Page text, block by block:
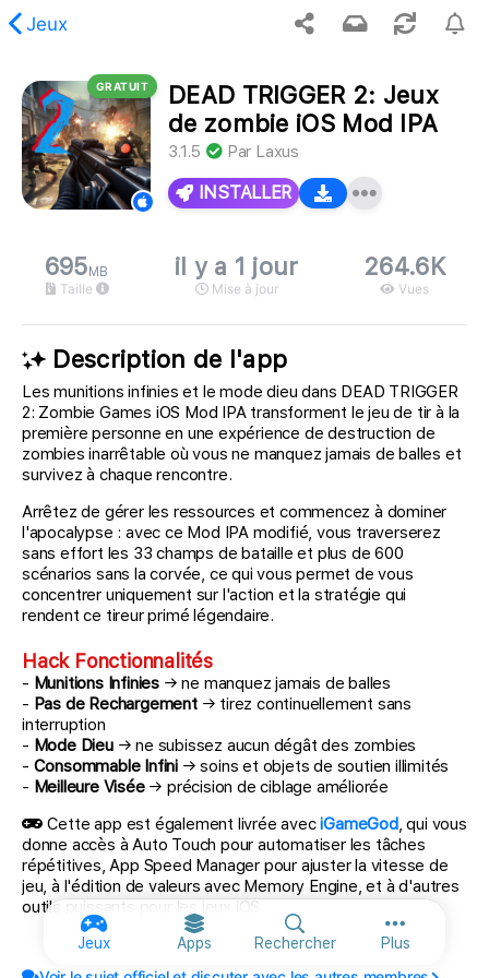
Jeux
Jeux Apps Rechercher PlusPlus
demandé est introuvable.
GRATUIT
DEAD TRIGGER 2: Jeux
de zombie iOS Mod IPA
3.1.5 Par Laxus
INSTALLER
695MB
Taille
il y a 1 jour
Mise à jour
264.6K
Vues
Description de l'app
Les munitions infinies et le mode dieu dans DEAD TRIGGER
2: Zombie Games iOS Mod IPA transforment le jeu de tir à la
première personne en une expérience de destruction de
zombies inarrêtable où vous ne manquez jamais de balles et
survivez à chaque rencontre.
Arrêtez de gérer les ressources et commencez à dominer
l'apocalypse : avec ce Mod IPA modifié, vous traverserez
sans effort les 33 champs de bataille et plus de 600
scénarios sans la corvée, ce qui vous permet de vous
concentrer uniquement sur l'action et la stratégie qui
rendent ce tireur primé légendaire.
Hack Fonctionnalités
- Munitions Infinies → ne manquez jamais de balles
- Pas de Rechargement→ tirez continuellement sans
interruption
- Mode Dieu→ ne subissez aucun dégât des zombies
- Consommable Infini → soins et objets de soutien illimités
- Meilleure Visée→ précision de ciblage améliorée
Cette app est également livrée aveciGameGod, qui vous
donne accès à Auto Touch pour automatiser les tâches
répétitives, App Speed Manager pour ajuster la vitesse de
jeu, à l'édition de valeurs avec Memory Engine, et à d'autres
outils puissants pour les jeux iOS.